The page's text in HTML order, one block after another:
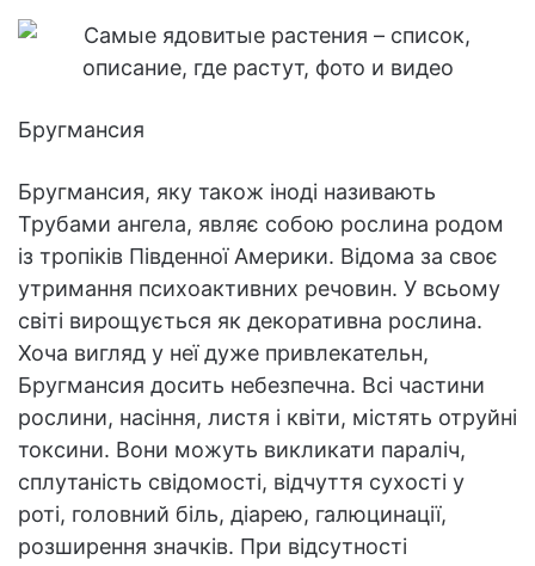
Бругмансия
Бругмансия, яку також іноді називають
Трубами ангела, являє собою рослина родом
із тропіків Південної Америки. Відома за своє
утримання психоактивних речовин. У всьому
світі вирощується як декоративна рослина.
Хоча вигляд у неї дуже привлекательн,
Бругмансия досить небезпечна. Всі частини
рослини, насіння, листя і квіти, містять отруйні
токсини. Вони можуть викликати параліч,
сплутаність свідомості, відчуття сухості у
роті, головний біль, діарею, галюцинації,
розширення значків. При відсутності